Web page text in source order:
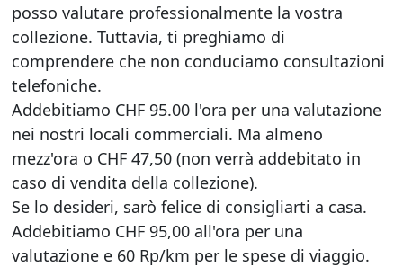
posso valutare professionalmente la vostra
collezione. Tuttavia, ti preghiamo di
comprendere che non conduciamo consultazioni
telefoniche.
Addebitiamo CHF 95.00 l'ora per una valutazione
nei nostri locali commerciali. Ma almeno
mezz'ora o CHF 47,50 (non verrà addebitato in
caso di vendita della collezione).
Se lo desideri, sarò felice di consigliarti a casa.
Addebitiamo CHF 95,00 all'ora per una
valutazione e 60 Rp/km per le spese di viaggio.